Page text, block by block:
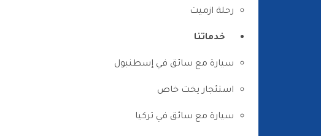
رحلة ازميت
خدماتنا
سيارة مع سائق في إسطنبول
استئجار يخت خاص
سيارة مع سائق في تركيا